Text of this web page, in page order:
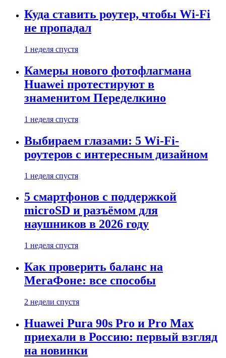
Куда ставить роутер, чтобы Wi-Fi
не пропадал
1 неделя спустя
Камеры нового фотофлагмана
Huawei протестируют в
знаменитом Переделкино
1 неделя спустя
Выбираем глазами: 5 Wi-Fi-
роутеров с интересным дизайном
1 неделя спустя
5 смартфонов с поддержкой
microSD и разъёмом для
наушников в 2026 году
1 неделя спустя
Как проверить баланс на
МегаФоне: все способы
2 недели спустя
Huawei Pura 90s Pro и Pro Max
приехали в Россию: первый взгляд
на новинки